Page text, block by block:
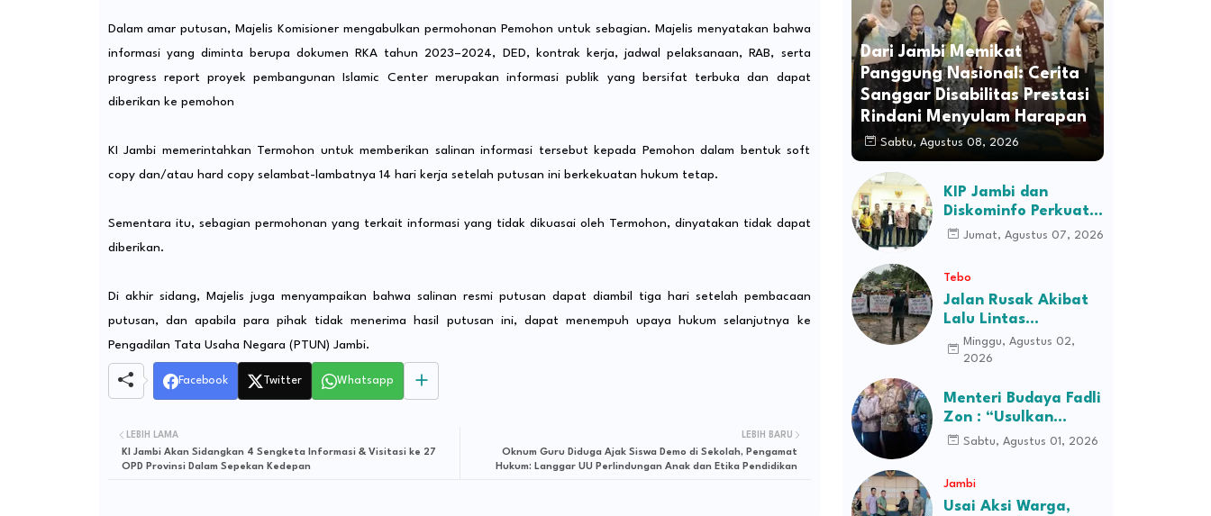
Dalam amar putusan, Majelis Komisioner mengabulkan permohonan Pemohon untuk sebagian. Majelis menyatakan bahwa
informasi yang diminta berupa dokumen RKA tahun 2023–2024, DED, kontrak kerja, jadwal pelaksanaan, RAB, serta
progress report proyek pembangunan Islamic Center merupakan informasi publik yang bersifat terbuka dan dapat
diberikan ke pemohon
KI Jambi memerintahkan Termohon untuk memberikan salinan informasi tersebut kepada Pemohon dalam bentuk soft
copy dan/atau hard copy selambat-lambatnya 14 hari kerja setelah putusan ini berkekuatan hukum tetap.
Sementara itu, sebagian permohonan yang terkait informasi yang tidak dikuasai oleh Termohon, dinyatakan tidak dapat
diberikan.
Di akhir sidang, Majelis juga menyampaikan bahwa salinan resmi putusan dapat diambil tiga hari setelah pembacaan
putusan, dan apabila para pihak tidak menerima hasil putusan ini, dapat menempuh upaya hukum selanjutnya ke
Pengadilan Tata Usaha Negara (PTUN) Jambi.
Facebook Twitter Whatsapp
LEBIH BARU
Oknum Guru Diduga Ajak Siswa Demo di Sekolah, Pengamat
Hukum: Langgar UU Perlindungan Anak dan Etika Pendidikan
LEBIH LAMA
KI Jambi Akan Sidangkan 4 Sengketa Informasi & Visitasi ke 27
OPD Provinsi Dalam Sepekan Kedepan
Dari Jambi Memikat
Panggung Nasional: Cerita
Sanggar Disabilitas Prestasi
Rindani Menyulam Harapan
Sabtu, Agustus 08, 2026
KIP Jambi dan
Diskominfo Perkuat
Sinergi dengan
Komisioner
Jumat, Agustus 07, 2026
Tebo
Jalan Rusak Akibat
Lalu Lintas
Kendaraan
Perusahaan,
Desa Kec Tebo Ilir
Bakal Blokade Jalan
Minggu, Agustus 02,
2026
Menteri Budaya Fadli
Zon : “Usulkan
Perusahaan Itu
Sabtu, Agustus 01, 2026
Jambi
Usai Aksi Warga,